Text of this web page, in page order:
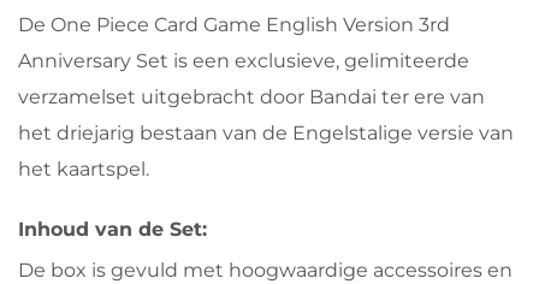
De One Piece Card Game English Version 3rd
Anniversary Set is een exclusieve, gelimiteerde
verzamelset uitgebracht door Bandai ter ere van
het driejarig bestaan van de Engelstalige versie van
het kaartspel.
Inhoud van de Set:
De box is gevuld met hoogwaardige accessoires en